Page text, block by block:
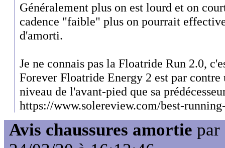
Généralement plus on est lourd et on
cadence "faible" plus on pourrait
d'amorti.
Je ne connais pas la Floatride Run 2.0,
Forever Floatride Energy 2 est par
niveau de l'avant-pied que sa
https://www.solereview.com/best-
Avis chaussures amortie par